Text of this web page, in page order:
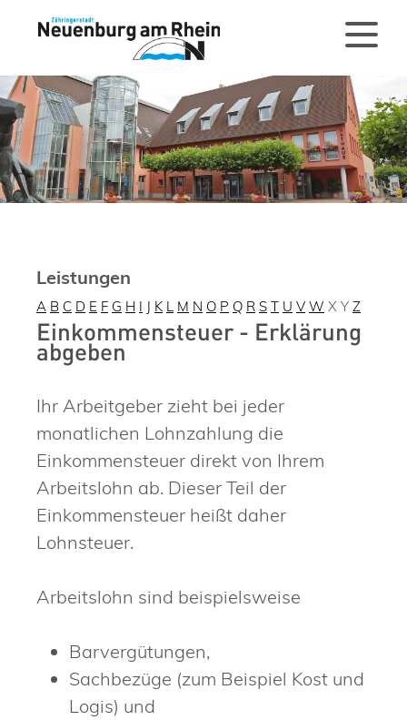
Leistungen
A B C D E F G H I J K L M N O P Q R S T U V W X Y Z
Einkommensteuer - Erklärung
abgeben
Ihr Arbeitgeber zieht bei jeder
monatlichen Lohnzahlung die
Einkommensteuer direkt von Ihrem
Arbeitslohn ab. Dieser Teil der
Einkommensteuer heißt daher
Lohnsteuer.
Arbeitslohn sind beispielsweise
Barvergütungen,
Sachbezüge (zum Beispiel Kost und
Logis) und